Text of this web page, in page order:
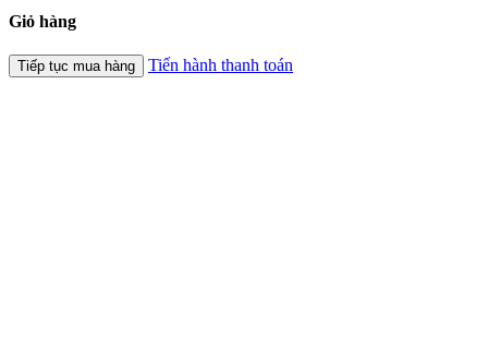
Giỏ hàng
Tiếp tục mua hàng Tiến hành thanh toán